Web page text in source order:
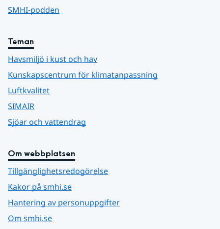
SMHI-podden
Teman
Havsmiljö i kust och hav
Kunskapscentrum för klimatanpassning
Luftkvalitet
SIMAIR
Sjöar och vattendrag
Om webbplatsen
Tillgänglighetsredogörelse
Kakor på smhi.se
Hantering av personuppgifter
Om smhi.se